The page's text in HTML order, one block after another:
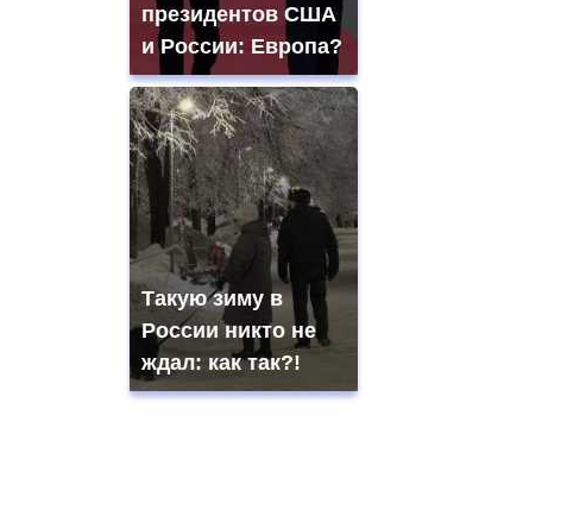
президентов США
и России: Европа?
Такую зиму в
России никто не
ждал: как так?!